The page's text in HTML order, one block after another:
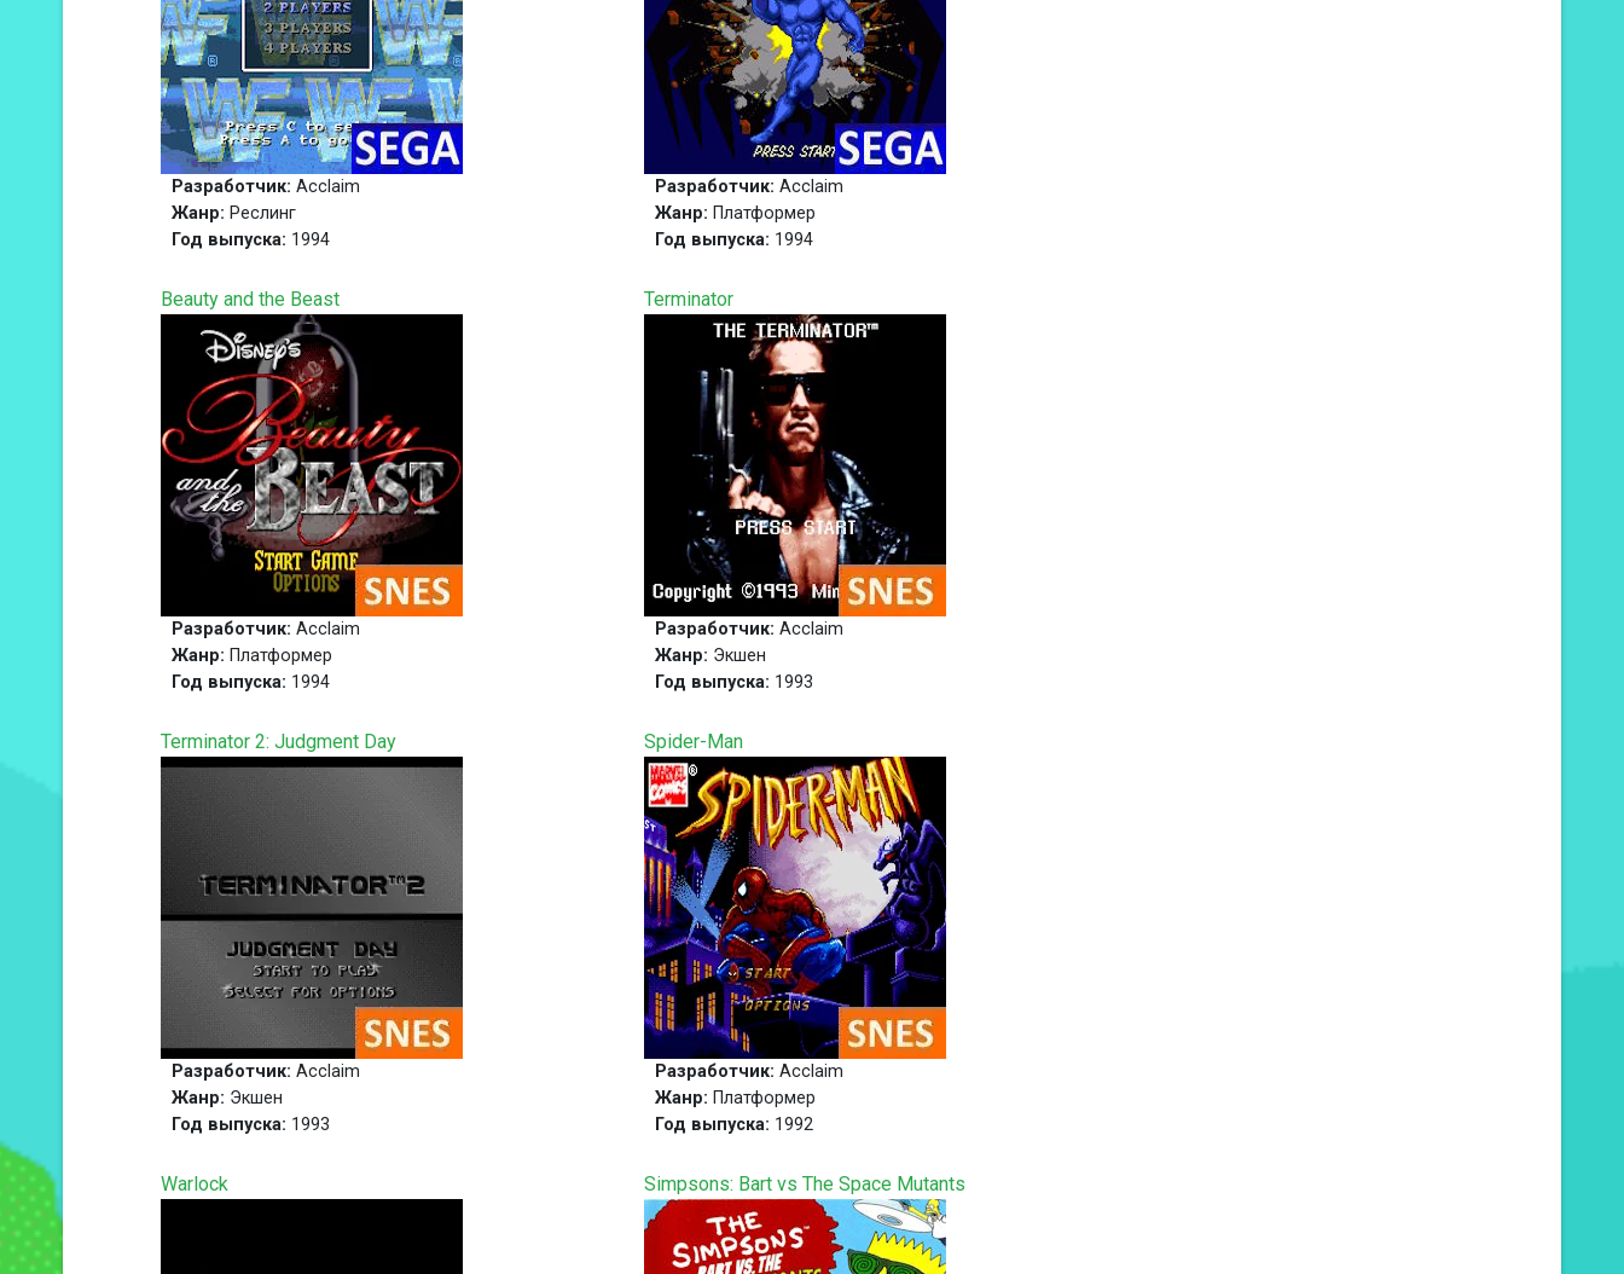
Разработчик: Acclaim
Жанр: Реслинг
Год выпуска: 1994
Разработчик: Acclaim
Жанр: Платформер
Год выпуска: 1994
Beauty and the Beast
Разработчик: Acclaim
Жанр: Платформер
Год выпуска: 1994
Terminator
Разработчик: Acclaim
Жанр: Экшен
Год выпуска: 1993
Terminator 2: Judgment Day
Разработчик: Acclaim
Жанр: Экшен
Год выпуска: 1993
Spider-Man
Разработчик: Acclaim
Жанр: Платформер
Год выпуска: 1992
Warlock Simpsons: Bart vs The Space Mutants